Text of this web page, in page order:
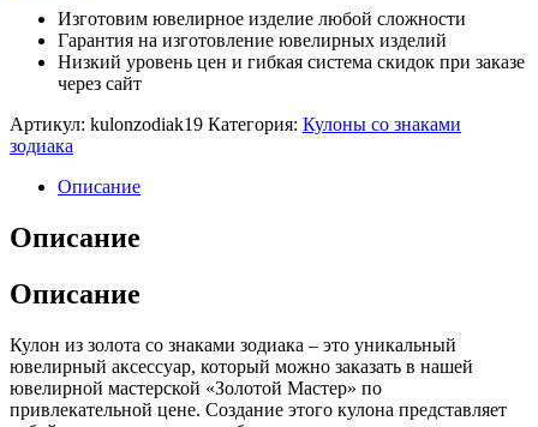
Изготовим ювелирное изделие любой сложности
Гарантия на изготовление ювелирных изделий
Низкий уровень цен и гибкая система скидок при заказе
через сайт
Артикул: kulonzodiak19 Категория: Кулоны со знаками
зодиака
Описание
Описание
Описание
Кулон из золота со знаками зодиака – это уникальный
ювелирный аксессуар, который можно заказать в нашей
ювелирной мастерской «Золотой Мастер» по
привлекательной цене. Создание этого кулона представляет